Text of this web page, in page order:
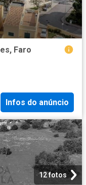
Faro
Infos do anúncio
12 fotos